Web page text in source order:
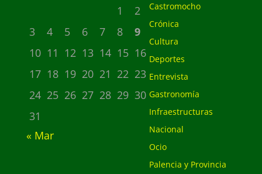
1
2
3
4 5 6 7 8
9
10 11 12 13 14 15 16
17 18 19 20 21 22 23
24 25 26 27 28 29 30
31
« Mar
Castromocho
Crónica
Cultura
Deportes
Entrevista
Gastronomía
Infraestructuras
Nacional
Ocio
Palencia y Provincia